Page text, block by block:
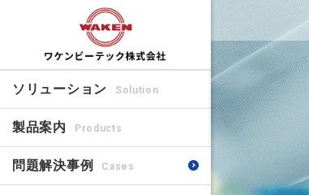
ソリューション Solution
製品案内 Products
問題解決事例 Cases